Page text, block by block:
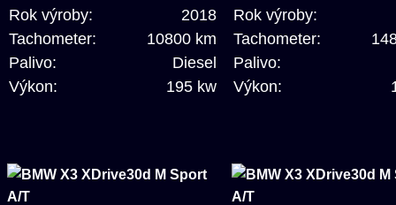
Rok výroby:
2018
Tachometer:
10800 km
Palivo:
Diesel
Výkon:
195 kw
Rok výroby:
Tachometer:
Palivo:
Výkon: